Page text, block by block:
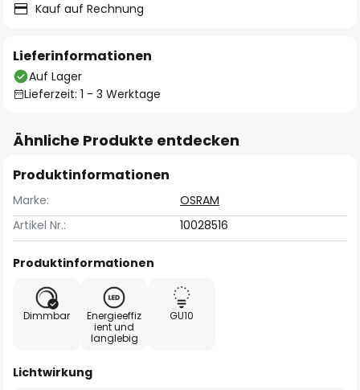
Kauf auf Rechnung
Lieferinformationen
Auf Lager
Lieferzeit: 1 - 3 Werktage
Ähnliche Produkte entdecken
Produktinformationen
Marke:
OSRAM
Artikel Nr.:
10028516
Produktinformationen
Dimmbar
Energieeffiz
ient und
langlebig
GU10
Lichtwirkung